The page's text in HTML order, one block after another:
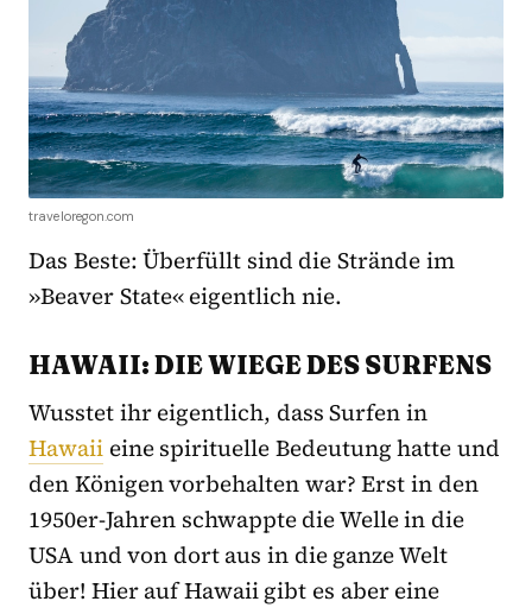
traveloregon.com
Das Beste: Überfüllt sind die Strände im
»Beaver State« eigentlich nie.
HAWAII: DIE WIEGE DES SURFENS
Wusstet ihr eigentlich, dass Surfen in
Hawaii eine spirituelle Bedeutung hatte und
den Königen vorbehalten war? Erst in den
1950er-Jahren schwappte die Welle in die
USA und von dort aus in die ganze Welt
über! Hier auf Hawaii gibt es aber eine